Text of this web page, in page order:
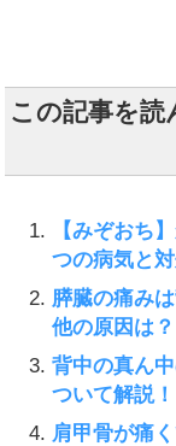
この記事を読
【みぞおち
つの病気と対
膵臓の痛み
他の原因は？
背中の真ん
ついて解説！
肩甲骨が痛